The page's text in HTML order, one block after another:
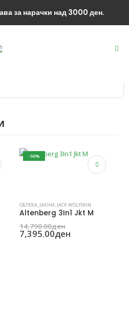
за нарачки над 3000 ден.
-50%
This product has multiple variants. The options may be chosen on the product page
ОБЛЕКА, ЈАКНИ, JACK WOLFSKIN
Altenberg 3In1 Jkt M
14,790.00ден
price
7,395.00ден